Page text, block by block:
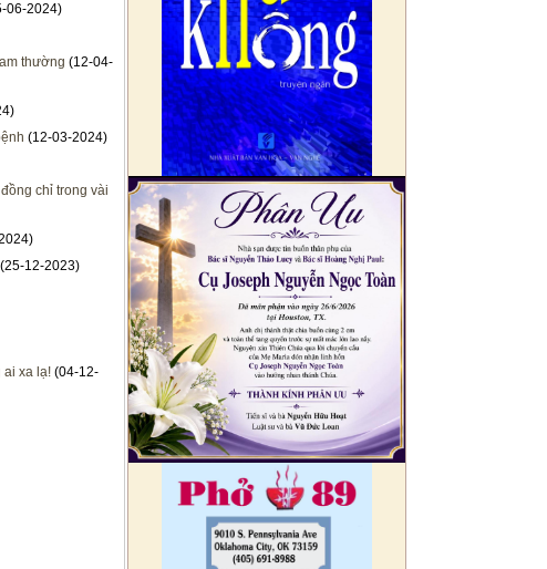
06-2024)
thường (12-04-
(12-03-2024)
chỉ trong vài
(25-12-2023)
ai xa lạ! (04-12-